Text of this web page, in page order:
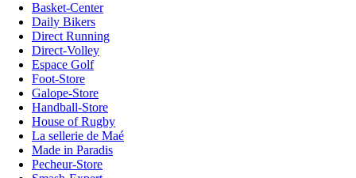
Basket-Center
Daily Bikers
Direct Running
Direct-Volley
Espace Golf
Foot-Store
Galope-Store
Handball-Store
House of Rugby
La sellerie de Maé
Made in Paradis
Pecheur-Store